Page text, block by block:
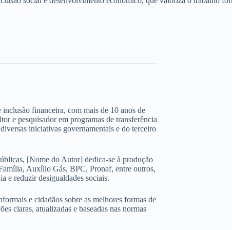
financeira, com mais de 10 anos de
e pesquisador em programas de transferência
iniciativas governamentais e do terceiro
[Nome do Autor] dedica-se à produção
Auxílio Gás, BPC, Pronaf, entre outros,
e reduzir desigualdades sociais.
e cidadãos sobre as melhores formas de
claras, atualizadas e baseadas nas normas